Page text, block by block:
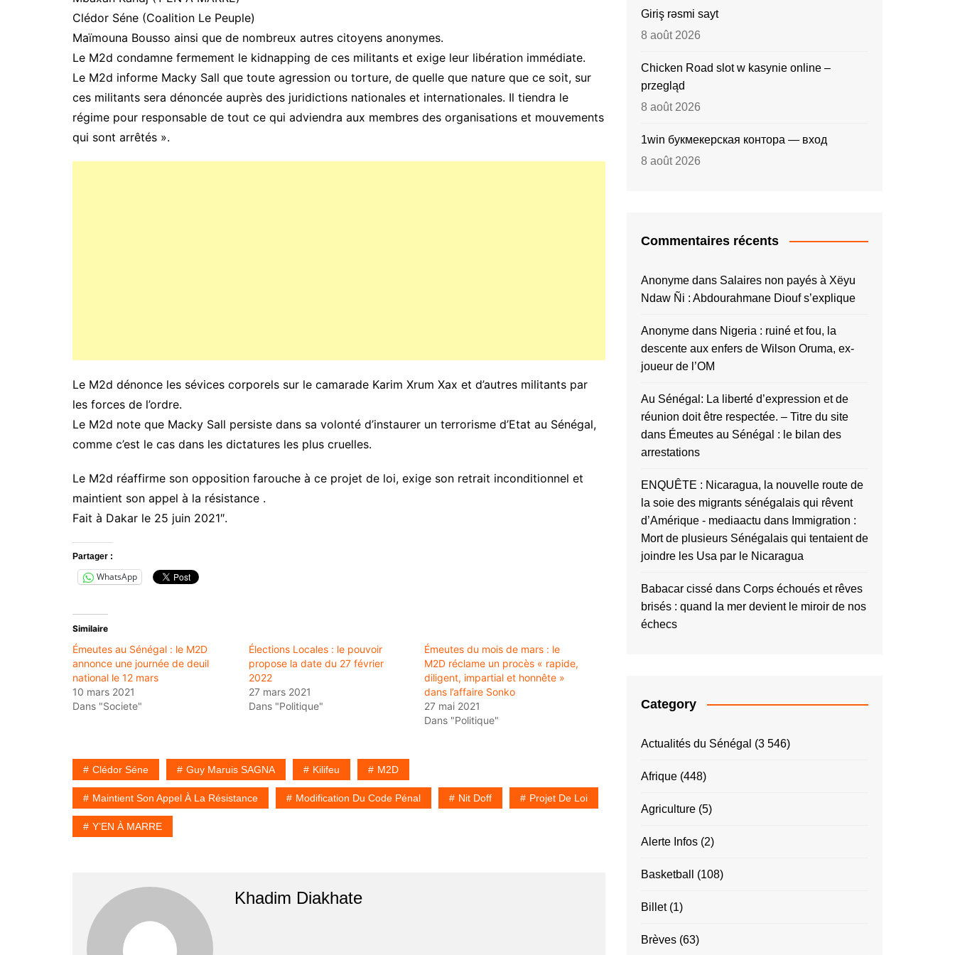
Clédor Séne (Coalition Le Peuple)
Maïmouna Bousso ainsi que de nombreux autres citoyens anonymes.
Le M2d condamne fermement le kidnapping de ces militants et exige leur libération immédiate.
Le M2d informe Macky Sall que toute agression ou torture, de quelle que nature que ce soit, sur
ces militants sera dénoncée auprès des juridictions nationales et internationales. Il tiendra le
régime pour responsable de tout ce qui adviendra aux membres des organisations et mouvements
qui sont arrêtés ».
Le M2d dénonce les sévices corporels sur le camarade Karim Xrum Xax et d’autres militants par
les forces de l’ordre.
Le M2d note que Macky Sall persiste dans sa volonté d’instaurer un terrorisme d’Etat au Sénégal,
comme c’est le cas dans les dictatures les plus cruelles.
Le M2d réaffirme son opposition farouche à ce projet de loi, exige son retrait inconditionnel et
maintient son appel à la résistance .
Fait à Dakar le 25 juin 2021″.
Partager :
WhatsApp
Similaire
Émeutes au Sénégal : le M2D
annonce une journée de deuil
national le 12 mars
10 mars 2021
Dans "Societe"
Élections Locales : le pouvoir
propose la date du 27 février
2022
27 mars 2021
Dans "Politique"
Émeutes du mois de mars : le
M2D réclame un procès « rapide,
diligent, impartial et honnête »
dans l’affaire Sonko
27 mai 2021
Dans "Politique"
Clédor Séne Guy Maruis SAGNA Kilifeu M2D
Maintient Son Appel À La Résistance Modification Du Code Pénal Nit Doff Projet De Loi
Y’EN À MARRE
Khadim Diakhate
Giriş rəsmi sayt
8 août 2026
Chicken Road slot w kasynie online –
przegląd
8 août 2026
1win букмекерская контора — вход
8 août 2026
Commentaires récents
Anonyme dans Salaires non payés à Xëyu
Ndaw Ñi : Abdourahmane Diouf s’explique
Anonyme dans Nigeria : ruiné et fou, la
descente aux enfers de Wilson Oruma, ex-
joueur de l’OM
Au Sénégal: La liberté d’expression et de
réunion doit être respectée. – Titre du site
dans Émeutes au Sénégal : le bilan des
arrestations
ENQUÊTE : Nicaragua, la nouvelle route de
la soie des migrants sénégalais qui rêvent
d’Amérique - mediaactu dans Immigration :
Mort de plusieurs Sénégalais qui tentaient de
joindre les Usa par le Nicaragua
Babacar cissé dans Corps échoués et rêves
brisés : quand la mer devient le miroir de nos
échecs
Category
Actualités du Sénégal (3 546)
Afrique (448)
Agriculture (5)
Alerte Infos (2)
Basketball (108)
Billet(1)
Brèves (63)